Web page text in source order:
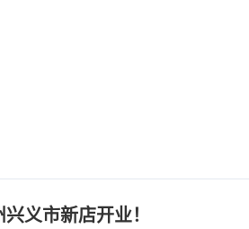
义市新店开业！